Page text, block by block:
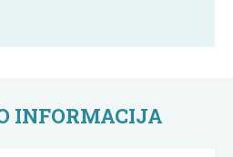
INFORMACIJA